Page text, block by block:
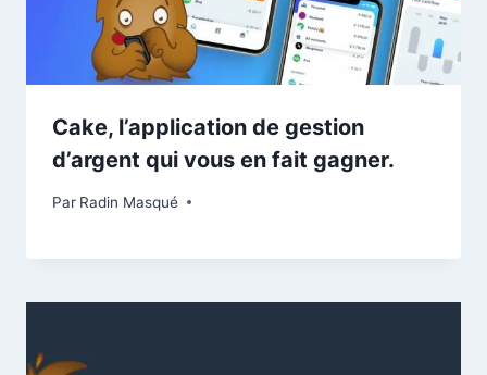
Cake, l’application de gestion
d’argent qui vous en fait gagner.
Par Radin Masqué